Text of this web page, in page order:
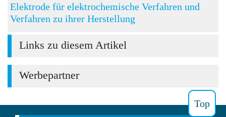
Elektrode für elektrochemische Verfahren und
Verfahren zu ihrer Herstellung
Links zu diesem Artikel
Werbepartner
Top